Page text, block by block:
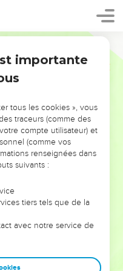
!
VOUS ÉVITER LES
?
les doutes, les erreurs
alors même que ce
façonnés.
et responsables
afin que leurs erreurs
importante
tous les cookies », vous
traceurs (comme des
compte utilisateur) et
(comme vos
renseignées dans
suivants :
tiers tels que de la
avec notre service de